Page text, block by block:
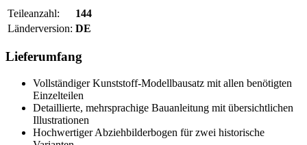
Teileanzahl:
144
Länderversion: DE
Lieferumfang
Vollständiger Kunststoff-Modellbausatz mit allen benötigten
Einzelteilen
Detaillierte, mehrsprachige Bauanleitung mit übersichtlichen
Illustrationen
Hochwertiger Abziehbilderbogen für zwei historische